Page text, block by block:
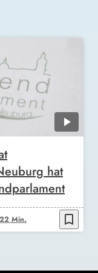
hat
Min. bookmark_border